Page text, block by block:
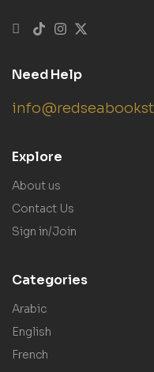
Need Help
Explore
About us
Contact Us
Sign in/Join
Categories
Arabic
English
French